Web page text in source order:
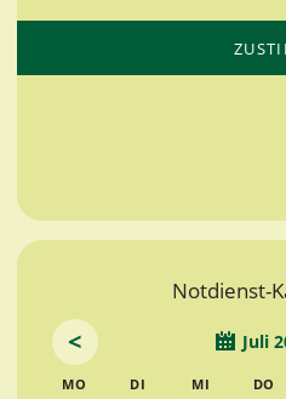
Notdienst-
< Juli
MO DI MI DO